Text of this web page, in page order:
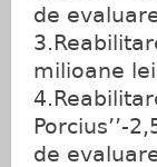
de
milioane
Porcius’’-
de